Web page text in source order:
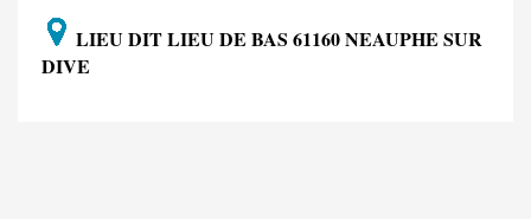
LIEU DIT LIEU DE BAS 61160 NEAUPHE SUR
DIVE